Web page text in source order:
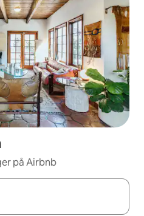
på Airbnb
skal du navigere med